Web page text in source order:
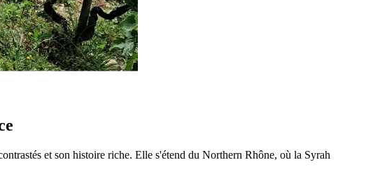
et son histoire riche. Elle s'étend du Northern Rhône, où la Syrah